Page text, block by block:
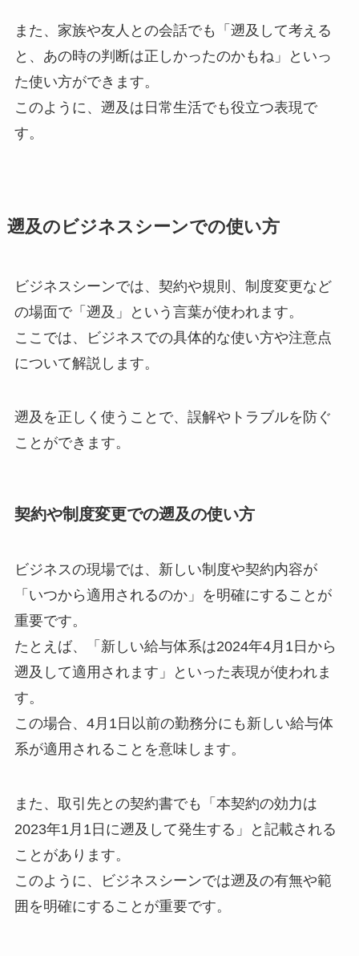
また、家族や友人との会話でも「遡及して考える
と、あの時の判断は正しかったのかもね」といっ
た使い方ができます。
このように、遡及は日常生活でも役立つ表現で
す。
遡及のビジネスシーンでの使い方
ビジネスシーンでは、契約や規則、制度変更など
の場面で「遡及」という言葉が使われます。
ここでは、ビジネスでの具体的な使い方や注意点
について解説します。
遡及を正しく使うことで、誤解やトラブルを防ぐ
ことができます。
契約や制度変更での遡及の使い方
ビジネスの現場では、新しい制度や契約内容が
「いつから適用されるのか」を明確にすることが
重要です。
たとえば、「新しい給与体系は2024年4月1日から
遡及して適用されます」といった表現が使われま
す。
この場合、4月1日以前の勤務分にも新しい給与体
系が適用されることを意味します。
また、取引先との契約書でも「本契約の効力は
2023年1月1日に遡及して発生する」と記載される
ことがあります。
このように、ビジネスシーンでは遡及の有無や範
囲を明確にすることが重要です。